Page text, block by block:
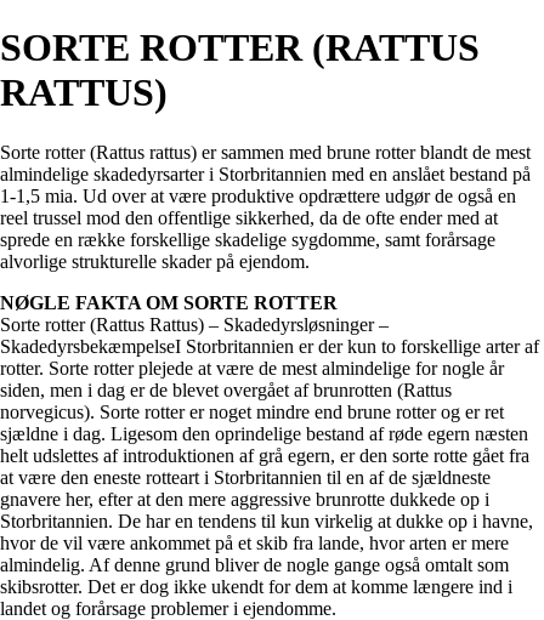
SORTE ROTTER (RATTUS
RATTUS)
Sorte rotter (Rattus rattus) er sammen med brune rotter blandt de mest
almindelige skadedyrsarter i Storbritannien med en anslået bestand på
1-1,5 mia. Ud over at være produktive opdrættere udgør de også en
reel trussel mod den offentlige sikkerhed, da de ofte ender med at
sprede en række forskellige skadelige sygdomme, samt forårsage
alvorlige strukturelle skader på ejendom.
NØGLE FAKTA OM SORTE ROTTER
Sorte rotter (Rattus Rattus) – Skadedyrsløsninger –
SkadedyrsbekæmpelseI Storbritannien er der kun to forskellige arter af
rotter. Sorte rotter plejede at være de mest almindelige for nogle år
siden, men i dag er de blevet overgået af brunrotten (Rattus
norvegicus). Sorte rotter er noget mindre end brune rotter og er ret
sjældne i dag. Ligesom den oprindelige bestand af røde egern næsten
helt udslettes af introduktionen af grå egern, er den sorte rotte gået fra
at være den eneste rotteart i Storbritannien til en af de sjældneste
gnavere her, efter at den mere aggressive brunrotte dukkede op i
Storbritannien. De har en tendens til kun virkelig at dukke op i havne,
hvor de vil være ankommet på et skib fra lande, hvor arten er mere
almindelig. Af denne grund bliver de nogle gange også omtalt som
skibsrotter. Det er dog ikke ukendt for dem at komme længere ind i
landet og forårsage problemer i ejendomme.